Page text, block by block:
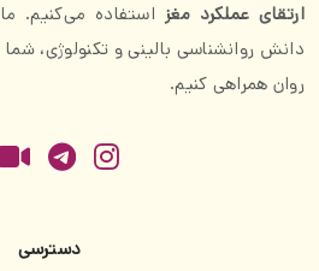
ارتقای عملکرد مغز استفاده می‌کنیم.
دانش روانشناسی بالینی و تکنولوژی،
روان همراهی کنیم.
دسترسی